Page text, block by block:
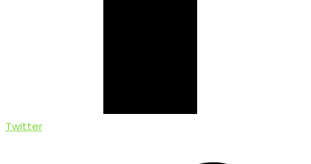
Twitter